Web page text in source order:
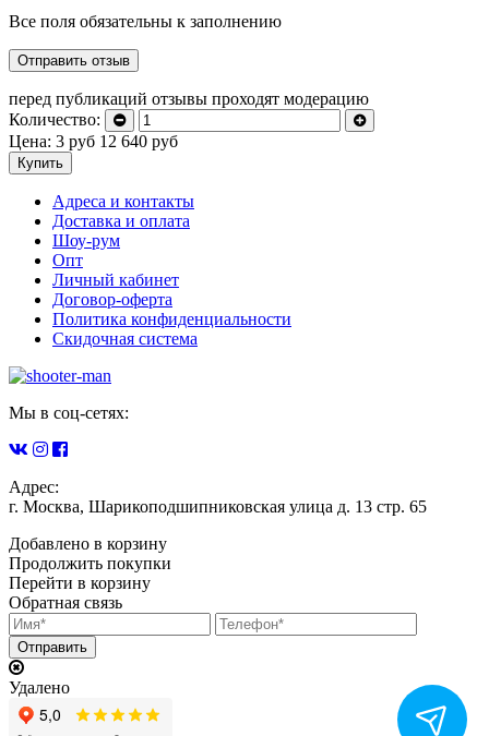
Все поля обязательны к заполнению
перед публикаций отзывы проходят модерацию
Количество:
Цена: 3 руб 12 640 руб
Купить
Адреса и контакты
Доставка и оплата
Шоу-рум
Опт
Личный кабинет
Договор-оферта
Политика конфиденциальности
Скидочная система
Мы в соц-сетях:
Адрес:
г. Москва, Шарикоподшипниковская улица д. 13 стр. 65
Добавлено в корзину
Продолжить покупки
Перейти в корзину
Обратная связь
Удалено